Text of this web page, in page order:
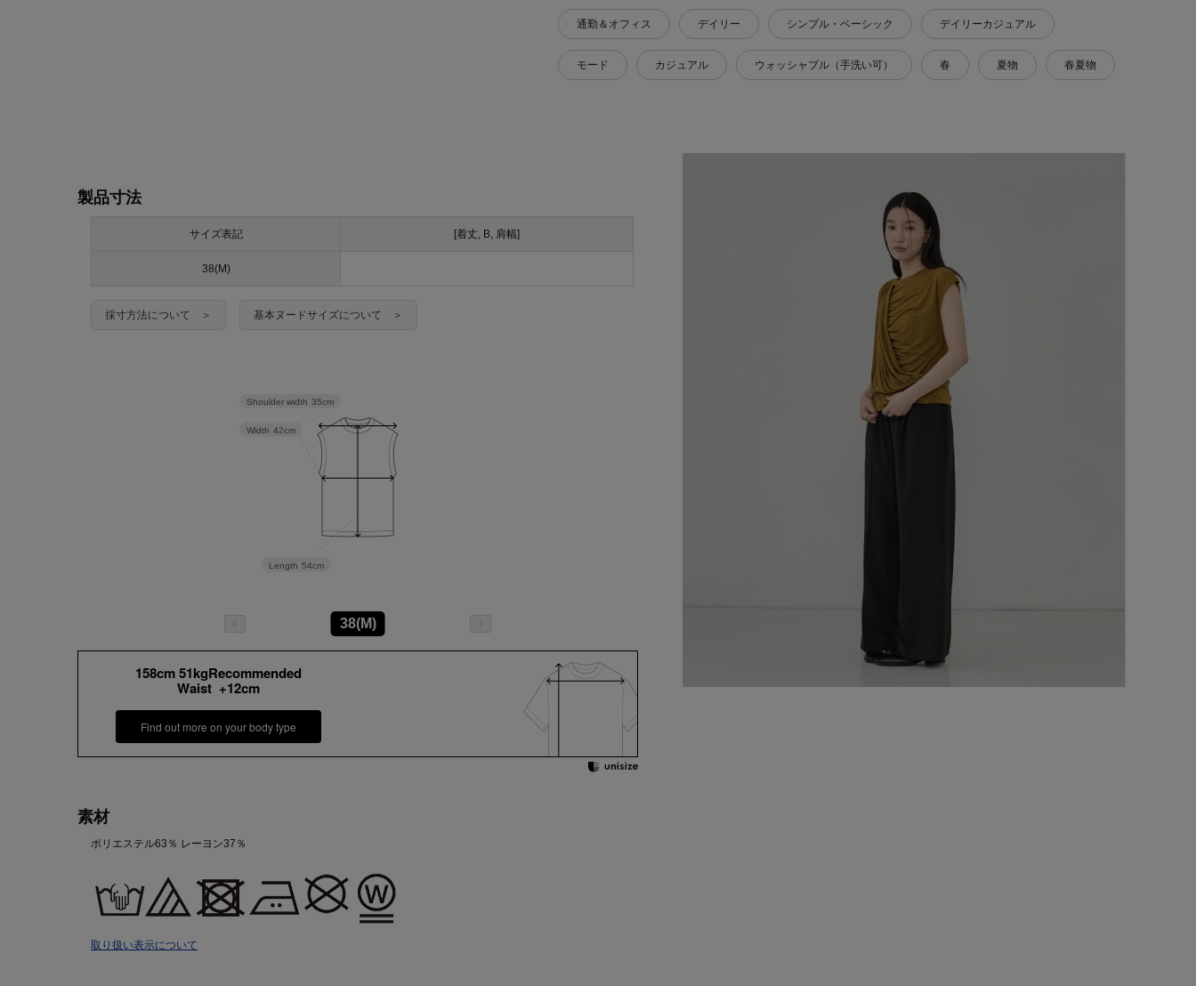
通勤＆オフィス デイリー シンプル・ベーシック デイリーカジュアル
モード カジュアル ウォッシャブル（手洗い可） 春 夏物 春夏物
製品寸法
サイズ表記 [着丈, B, 肩幅]
38(M)
採寸方法について ＞ 基本ヌードサイズについて ＞
Length 54cm
Width 42cm
Shoulder width 35cm
38(M)
158cm 51kgRecommended
Waist +12cm
Find out more on your body type
素材
ポリエステル63％ レーヨン37％
取り扱い表示について